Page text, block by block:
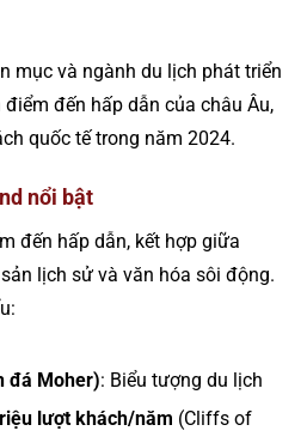
mục và ngành du lịch phát triển
đến hấp dẫn của châu Âu,
quốc tế trong năm 2024.
nổi bật
đến hấp dẫn, kết hợp giữa
lịch sử và văn hóa sôi động.
đá Moher): Biểu tượng du lịch
lượt khách/năm (Cliffs of